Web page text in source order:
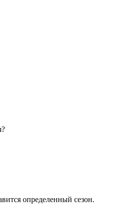
определенный сезон.